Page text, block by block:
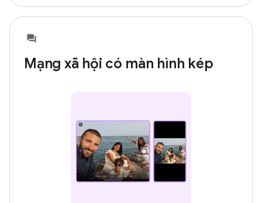
Mạng xã hội có màn hình kép